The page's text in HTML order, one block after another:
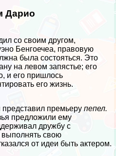
Дарио
со своим другом,
Бенгоечеа, правовую
была состояться. Это
на левом запястье; его
и его пришлось
его жизнь.
представил премьеру пепел.
предложили ему
дружбу с
свою
от идеи быть актером.